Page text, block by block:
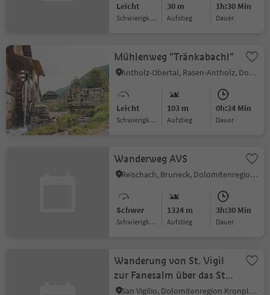
Leicht
Schwierigkeitsgrad
30 m
Aufstieg
1h:30 Min
Dauer
Mühlenweg "Tränkabachl"
Antholz-Obertal, Rasen-Antholz, Dolomitenregion Kronplatz
Leicht
Schwierigkeitsgrad
103 m
Aufstieg
0h:24 Min
Dauer
Wanderweg AVS
Reischach, Bruneck, Dolomitenregion Kronplatz
Schwer
Schwierigkeitsgrad
1324 m
Aufstieg
3h:30 Min
Dauer
Wanderung von St. Vigil
zur Fanesalm über das St.
Antonius-Joch
San Vigilio, Dolomitenregion Kronplatz